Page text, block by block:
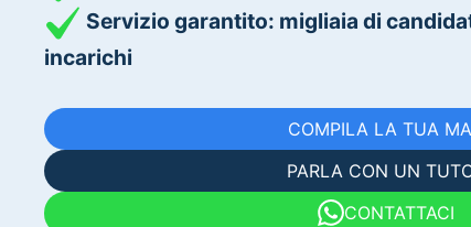
Servizio garantito: migliaia di
incarichi
COMPILA LA TUA
PARLA CON UN
CONTATTACI